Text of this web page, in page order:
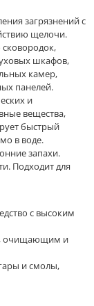
загрязнений с
щелочи.
сковородок,
шкафов,
камер,
панелей.
и
вещества,
быстрый
в воде.
запахи.
Подходит для
с высоким
очищающим и
и смолы,